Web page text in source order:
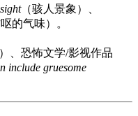
（骇人景象）、
的气味）。
、恐怖文学/影视作品
include gruesome